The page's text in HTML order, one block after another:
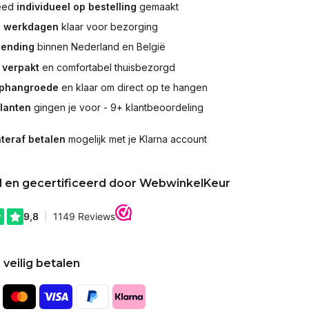
individueel op bestelling gemaakt
werkdagen klaar voor bezorging
binnen Nederland en België
en comfortabel thuisbezorgd
en klaar om direct op te hangen
gingen je voor - 9+ klantbeoordeling
betalen mogelijk met je Klarna account
en gecertificeerd door WebwinkelKeur
veilig betalen